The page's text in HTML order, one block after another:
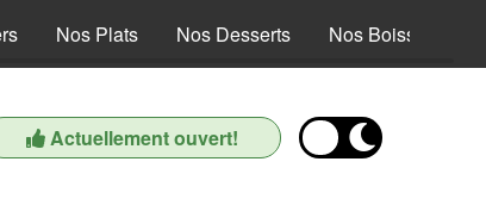
Nos Plats Nos Desserts Nos Boissons
Actuellement ouvert!